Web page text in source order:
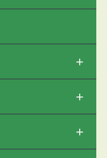
+
+
+